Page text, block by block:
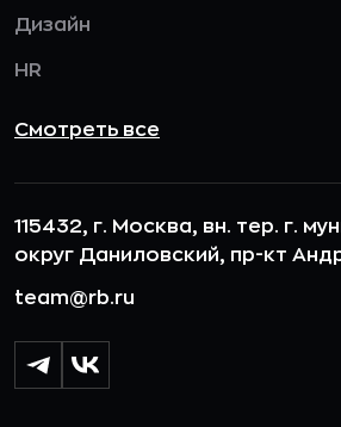
Дизайн
HR
Смотреть все
115432, г. Москва, вн. тер. г.
округ Даниловский, пр-кт
team@rb.ru